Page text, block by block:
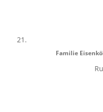
Familie